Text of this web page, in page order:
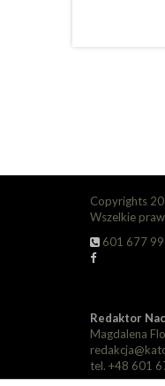
Copyrights
Wszelkie
601 677
Redaktor
Magdalena
tel. +48 601